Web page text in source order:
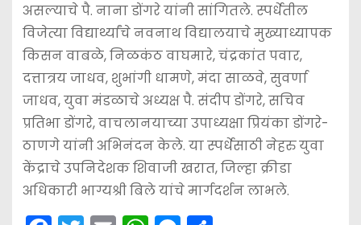
असल्याचे पै. नाना डोंगरे यांनी सांगितले. स्पर्धेतील
विजेत्या विद्यार्थ्यांचे नवनाथ विद्यालयाचे मुख्याध्यापक
किसन वाबळे, निळकंठ वाघमारे, चंद्रकांत पवार,
दत्तात्रय जाधव, शुभांगी धामणे, मंदा साळवे, सुवर्णा
जाधव, युवा मंडळाचे अध्यक्ष पै. संदीप डोंगरे, सचिव
प्रतिभा डोंगरे, वाचलानयाच्या उपाध्यक्षा प्रियंका डोंगरे-
ठाणगे यांनी अभिनंदन केले. या स्पर्धेसाठी नेहरु युवा
केंद्राचे उपनिदेशक शिवाजी खरात, जिल्हा क्रीडा
अधिकारी भाग्यश्री बिले यांचे मार्गदर्शन लाभले.